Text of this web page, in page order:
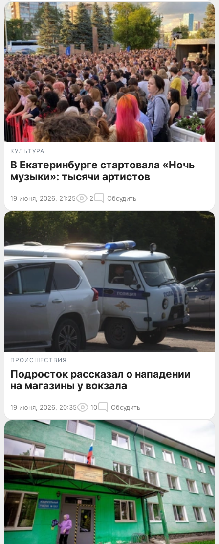
КУЛЬТУРА
В Екатеринбурге стартовала «Ночь
музыки»: тысячи артистов
19 июня, 2026, 21:25 2 Обсудить
ПРОИСШЕСТВИЯ
Подросток рассказал о нападении
на магазины у вокзала
19 июня, 2026, 20:35 10 Обсудить